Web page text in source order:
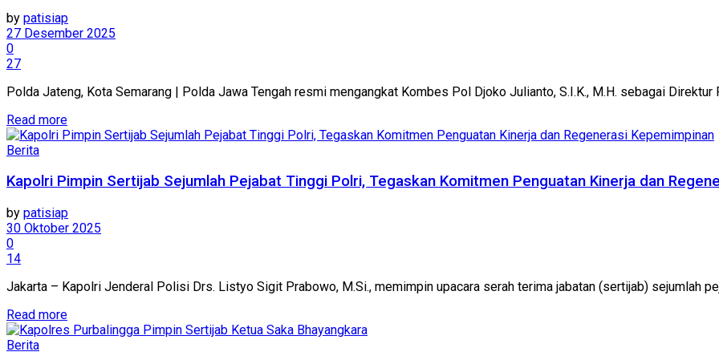
by patisiap
27 Desember 2025
0
27
Polda Jateng, Kota Semarang | Polda Jawa Tengah resmi mengangkat Kombes Pol Djoko Julianto, S.I.K., M.H. sebagai Direktur
Read moreDetails
Berita
Kapolri Pimpin Sertijab Sejumlah Pejabat Tinggi Polri, Tegaskan Komitmen Penguatan Kinerja dan
by patisiap
30 Oktober 2025
0
14
Jakarta – Kapolri Jenderal Polisi Drs. Listyo Sigit Prabowo, M.Si., memimpin upacara serah terima jabatan (sertijab) sejumlah
Read moreDetails
Berita